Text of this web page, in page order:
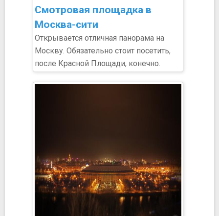
Смотровая площадка в
Москва-сити
Открывается отличная панорама на
Москву. Обязательно стоит посетить,
после Красной Площади, конечно.